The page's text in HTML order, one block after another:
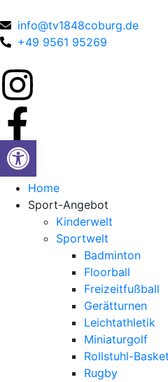
info@tv1848coburg.de
+49 9561 95269
Home
Sport-Angebot
Kinderwelt
Sportwelt
Badminton
Floorball
Freizeitfußball
Gerätturnen
Leichtathletik
Miniaturgolf
Rollstuhl-
Rugby